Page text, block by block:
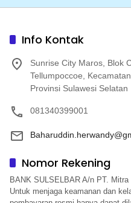
Info Kontak
Sunrise City Maros, Blok
Tellumpoccoe,
Provinsi Sulawesi Selatan
081340399001
Nomor Rekening
BANK SULSELBAR A/n PT.
Untuk menjaga keamanan dan